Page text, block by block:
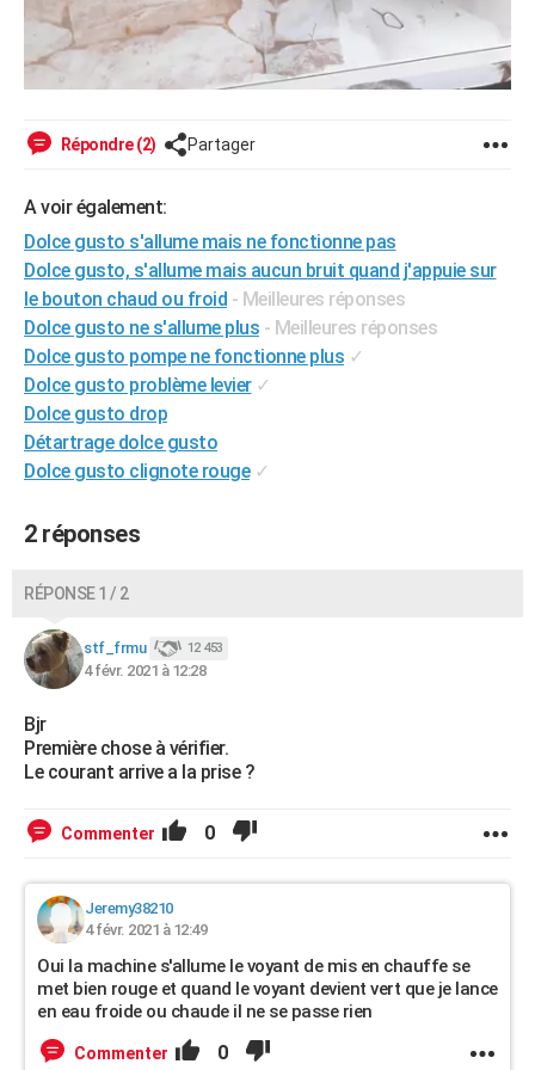
Répondre (2) Partager
A voir également:
Dolce gusto s'allume mais ne fonctionne pas
Dolce gusto, s'allume mais aucun bruit quand j'appuie sur
le bouton chaud ou froid - Meilleures réponses
Dolce gusto ne s'allume plus - Meilleures réponses
Dolce gusto pompe ne fonctionne plus ✓
Dolce gusto problème levier ✓
Dolce gusto drop
Détartrage dolce gusto
Dolce gusto clignote rouge ✓
2 réponses
RÉPONSE 1 / 2
stf_frmu 12 453
4 févr. 2021 à 12:28
Bjr
Première chose à vérifier.
Le courant arrive a la prise ?
Commenter 0
Jeremy38210
4 févr. 2021 à 12:49
Oui la machine s'allume le voyant de mis en chauffe se
met bien rouge et quand le voyant devient vert que je lance
en eau froide ou chaude il ne se passe rien
Commenter 0